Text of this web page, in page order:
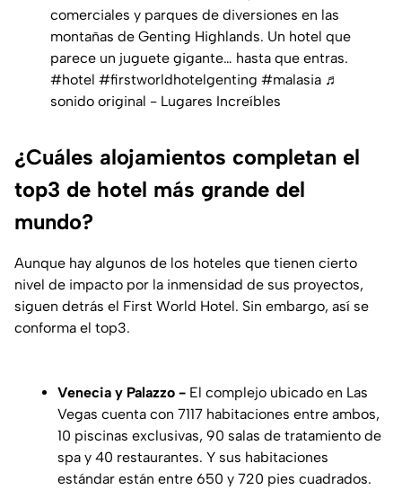
comerciales y parques de diversiones en las
montañas de Genting Highlands. Un hotel que
parece un juguete gigante… hasta que entras.
#hotel #firstworldhotelgenting #malasia ♬
sonido original - Lugares Increíbles
¿Cuáles alojamientos completan el
top3 de hotel más grande del
mundo?
Aunque hay algunos de los hoteles que tienen cierto
nivel de impacto por la inmensidad de sus proyectos,
siguen detrás el First World Hotel. Sin embargo, así se
conforma el top3.
Venecia y Palazzo - El complejo ubicado en Las
Vegas cuenta con 7117 habitaciones entre ambos,
10 piscinas exclusivas, 90 salas de tratamiento de
spa y 40 restaurantes. Y sus habitaciones
estándar están entre 650 y 720 pies cuadrados.